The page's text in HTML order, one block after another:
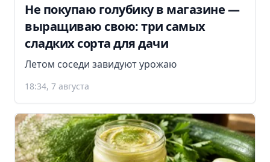
Не покупаю голубику в магазине —
выращиваю свою: три самых
сладких сорта для дачи
Летом соседи завидуют урожаю
18:34, 7 августа